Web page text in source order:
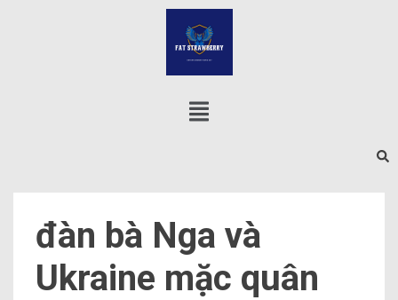
đàn bà Nga và
Ukraine mặc quân